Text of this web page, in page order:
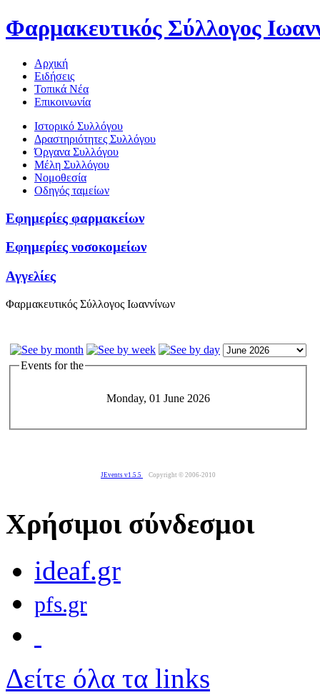
Φαρμακευτικός Σύλλογος
Αρχική
Ειδήσεις
Τοπικά Νέα
Επικοινωνία
Ιστορικό Συλλόγου
Δραστηριότητες Συλλόγου
Όργανα Συλλόγου
Μέλη Συλλόγου
Νομοθεσία
Οδηγός ταμείων
Εφημερίες φαρμακείων
Εφημερίες νοσοκομείων
Αγγελίες
Φαρμακευτικός Σύλλογος Ιωαννίνων
Events for the
Monday, 01 June 2026
JEvents v1.5.5 Copyright © 2006-2010
Χρήσιμοι σύνδεσμοι
ideaf.gr
pfs.gr
Δείτε όλα τα links